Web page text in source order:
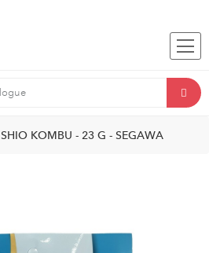
SHIO KOMBU - 23 G - SEGAWA